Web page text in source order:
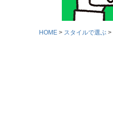
HOME スタイルで選ぶ